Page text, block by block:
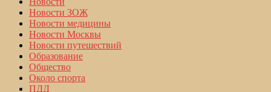
Новости ЗОЖ
Новости медицины
Новости Москвы
Новости путешествий
Образование
Общество
Около спорта
ПДД